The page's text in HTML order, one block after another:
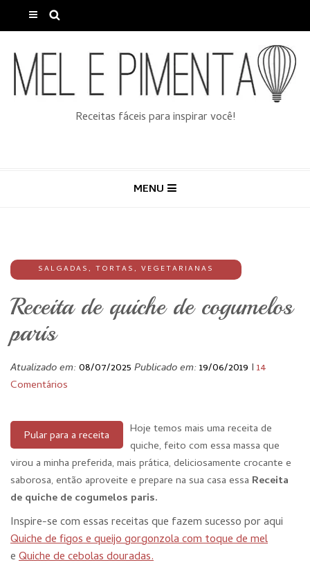
Receitas fáceis para inspirar você!
MENU
SALGADAS, TORTAS, VEGETARIANAS
Receita de quiche de cogumelos
paris
Atualizado em:08/07/2025 Publicado em:19/06/2019 I 14
Comentários
Pular para a receita
Hoje temos mais uma receita de
quiche, feito com essa massa que
virou a minha preferida, mais prática, deliciosamente crocante e
saborosa, então aproveite e prepare na sua casa essa Receita
de quiche de cogumelos paris.
Inspire-se com essas receitas que fazem sucesso por aqui
Quiche de figos e queijo gorgonzola com toque de mel
eQuiche de cebolas douradas.